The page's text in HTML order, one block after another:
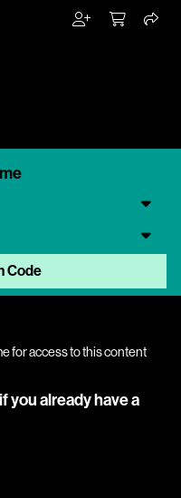
Code
for access to this content
if you already have a